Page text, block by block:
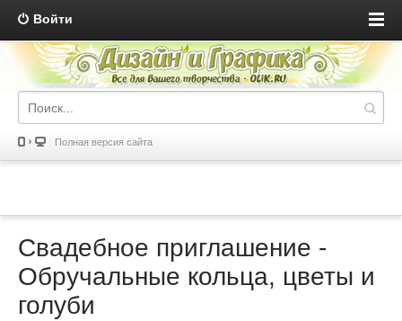
Войти
Полная версия сайта
Свадебное приглашение -
Обручальные кольца, цветы и
голуби